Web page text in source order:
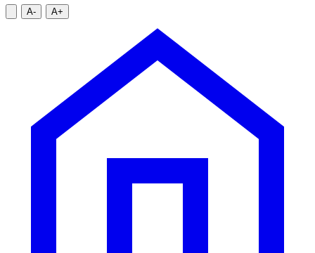
A- A+